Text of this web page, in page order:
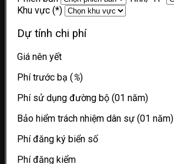
Khu vực (*)
Dự tính chi phí
Giá nên yết
Phí trước bạ (%)
Phí sử dụng đường bộ (01 năm)
Bảo hiểm trách nhiệm dân sự (01 năm)
Phí đăng ký biển số
Phí đăng kiểm